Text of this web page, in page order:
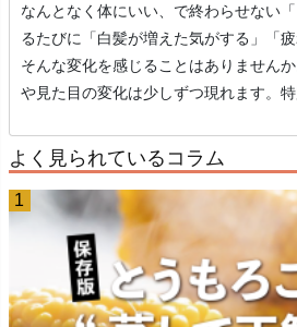
なんとなく体にいい、で終わらせない
るたびに「白髪が増えた気がする」「
そんな変化を感じることはありません
や見た目の変化は少しずつ現れます。
よく見られているコラム